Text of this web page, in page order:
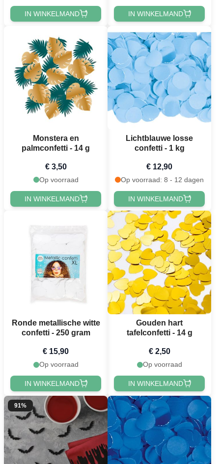
IN WINKELMAND IN WINKELMAND
Monstera en
palmconfetti - 14 g
€ 3,50
Op voorraad
IN WINKELMAND
Lichtblauwe losse
confetti - 1 kg
€ 12,90
Op voorraad: 8 - 12 dagen
IN WINKELMAND
Ronde metallische witte
confetti - 250 gram
€ 15,90
Op voorraad
IN WINKELMAND
Gouden hart
tafelconfetti - 14 g
€ 2,50
Op voorraad
IN WINKELMAND
91%